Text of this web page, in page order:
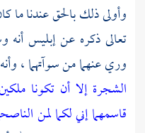
وأولى ذلك بالحق عندنا ما
تعالى ذكره عن إبليس
وري عنهما من سوآتهما ،
الشجرة إلا أن تكونا
قاسمهما إني لكما لمن